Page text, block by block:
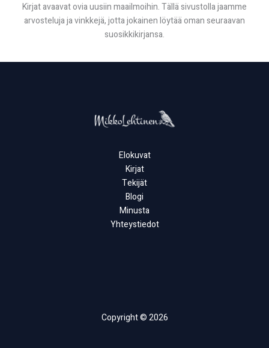
Kirjat avaavat ovia uusiin maailmoihin. Tällä sivustolla jaamme
arvosteluja ja vinkkejä, jotta jokainen löytää oman seuraavan
suosikkikirjansa.
Elokuvat
Kirjat
Tekijät
Blogi
Minusta
Yhteystiedot
Copyright © 2026